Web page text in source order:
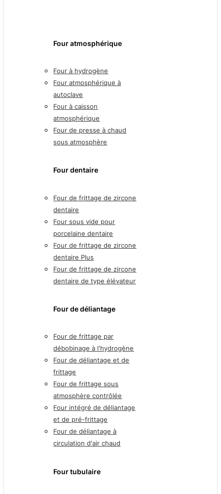
Four atmosphérique
Four à hydrogène
Four atmosphérique à
autoclave
Four à caisson
atmosphérique
Four de presse à chaud
sous atmosphère
Four dentaire
Four de frittage de zircone
dentaire
Four sous vide pour
porcelaine dentaire
Four de frittage de zircone
dentaire Plus
Four de frittage de zircone
dentaire de type élévateur
Four de déliantage
Four de frittage par
débobinage à l'hydrogène
Four de déliantage et de
frittage
Four de frittage sous
atmosphère contrôlée
Four intégré de déliantage
et de pré-frittage
Four de déliantage à
circulation d'air chaud
Four tubulaire